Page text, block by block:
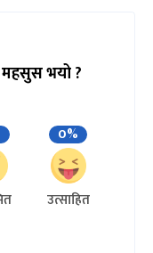
भयो ?
0%
उत्साहित